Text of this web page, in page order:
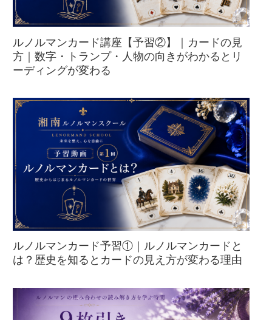
ルノルマンカード講座【予習②】｜カードの見
方｜数字・トランプ・人物の向きがわかるとリ
ーディングが変わる
ルノルマンカード予習①｜ルノルマンカードと
は？歴史を知るとカードの見え方が変わる理由